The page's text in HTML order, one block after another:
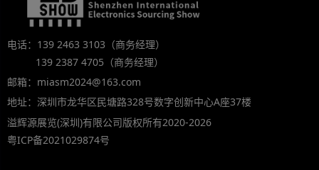
电话：139 2463 3103（商务经理）
139 2387 4705（商务经理）
邮箱：miasm2024@163.com
地址：深圳市龙华区民塘路328号数字创新中心A座37楼
溢辉源展览(深圳)有限公司版权所有2020-2026
粤ICP备2021029874号